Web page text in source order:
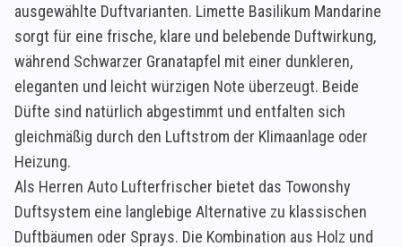
ausgewählte Duftvarianten. Limette Basilikum Mandarine
sorgt für eine frische, klare und belebende Duftwirkung,
während Schwarzer Granatapfel mit einer dunkleren,
eleganten und leicht würzigen Note überzeugt. Beide
Düfte sind natürlich abgestimmt und entfalten sich
gleichmäßig durch den Luftstrom der Klimaanlage oder
Heizung.
Als Herren Auto Lufterfrischer bietet das Towonshy
Duftsystem eine langlebige Alternative zu klassischen
Duftbäumen oder Sprays. Die Kombination aus Holz und